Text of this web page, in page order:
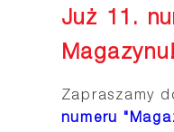
Już 11.
Magazynu!
Zapraszamy
numeru